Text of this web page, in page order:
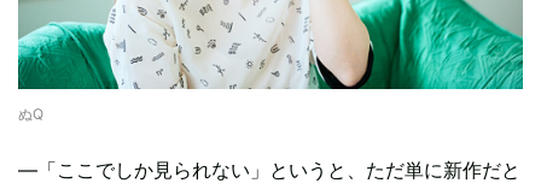
ぬQ
―「ここでしか見られない」というと、ただ単に新作だと